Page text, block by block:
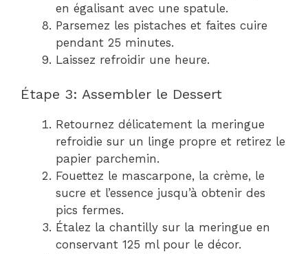
en égalisant avec une spatule.
Parsemez les pistaches et faites cuire
pendant 25 minutes.
Laissez refroidir une heure.
Étape 3: Assembler le Dessert
Retournez délicatement la meringue
refroidie sur un linge propre et retirez le
papier parchemin.
Fouettez le mascarpone, la crème, le
sucre et l’essence jusqu’à obtenir des
pics fermes.
Étalez la chantilly sur la meringue en
conservant 125 ml pour le décor.